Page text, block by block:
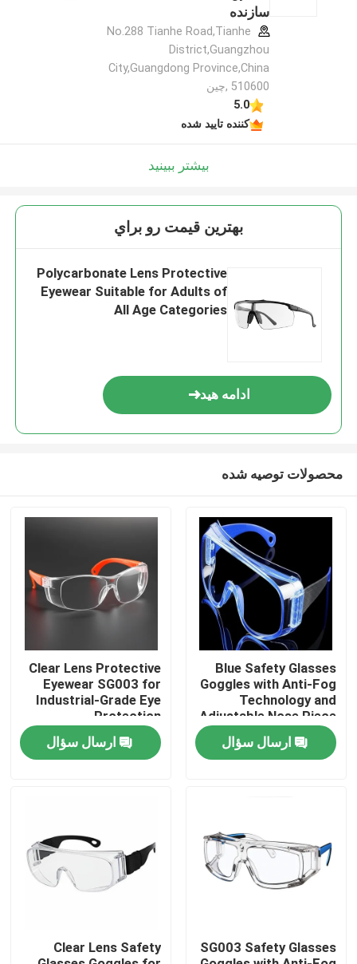
صفحه اصلی
درباره ما
سازنده
No.288 Tianhe Road,Tianhe
District,Guangzhou
City,Guangdong Province,China
510600 ,چین
5.0
کننده تایید شده
بیشتر ببینید
بهترين قيمت رو براي
Polycarbonate Lens Protective
Eyewear Suitable for Adults of
All Age Categories
ادامه هید
محصولات توصیه شده
Blue Safety Glasses
Goggles with Anti-Fog
Technology and
Adjustable Nose Piece
ارسال سؤال
Clear Lens Protective
Eyewear SG003 for
Industrial-Grade Eye
Protection
ارسال سؤال
SG003 Safety Glasses
Clear Lens Safety